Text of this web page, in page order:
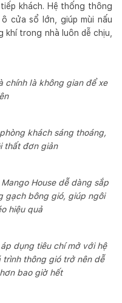
khách. Hệ thống thông
cửa sổ lớn, giúp mùi nấu
khí trong nhà luôn dễ chịu,
chính là không gian để xe
khách sáng thoáng,
thất đơn giản
House dễ dàng sắp
gạch bông gió, giúp ngôi
hiệu quả
dụng tiêu chí mở với hệ
trình thông gió trở nên dễ
bao giờ hết